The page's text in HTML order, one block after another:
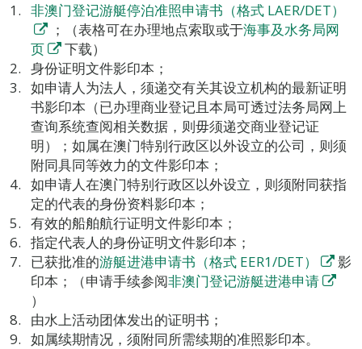
非澳门登记游艇停泊准照申请书（格式 LAER/DET）
；（表格可在办理地点索取或于海事及水务局网
页
下载）
身份证明文件影印本；
如申请人为法人，须递交有关其设立机构的最新证明
书影印本（已办理商业登记且本局可透过法务局网上
查询系统查阅相关数据，则毋须递交商业登记证
明）；如属在澳门特别行政区以外设立的公司，则须
附同具同等效力的文件影印本；
如申请人在澳门特别行政区以外设立，则须附同获指
定的代表的身份资料影印本；
有效的船舶航行证明文件影印本；
指定代表人的身份证明文件影印本；
已获批准的游艇进港申请书（格式 EER1/DET）
影
印本；（申请手续参阅非澳门登记游艇进港申请
）
由水上活动团体发出的证明书；
如属续期情况，须附同所需续期的准照影印本。